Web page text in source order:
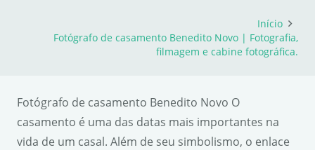
Início
Fotógrafo de casamento Benedito Novo | Fotografia,
filmagem e cabine fotográfica.
Fotógrafo de casamento Benedito Novo O
casamento é uma das datas mais importantes na
vida de um casal. Além de seu simbolismo, o enlace